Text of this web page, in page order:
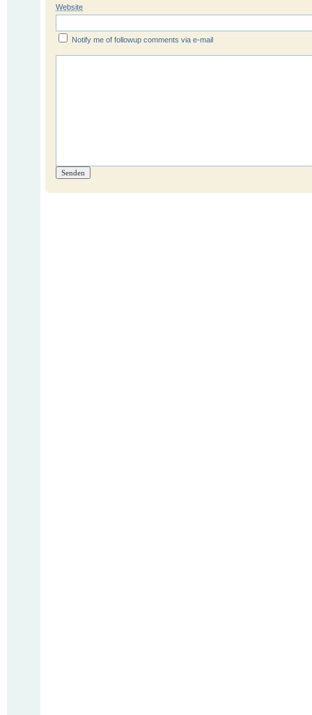
Website
Notify me of followup comments via e-mail